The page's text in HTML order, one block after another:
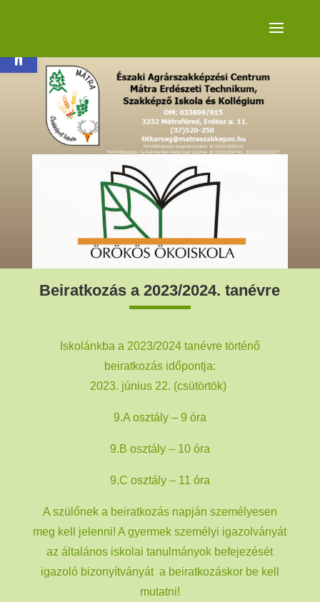
Beiratkozás a 2023/2024. tanévre
Iskolánkba a 2023/2024 tanévre történő
beiratkozás időpontja:
2023. június 22. (csütörtök)
9.A osztály – 9 óra
9.B osztály – 10 óra
9.C osztály – 11 óra
A szülőnek a beiratkozás napján személyesen
meg kell jelenni! A gyermek személyi igazolványát
az általános iskolai tanulmányok befejezését
igazoló bizonyítványát a beiratkozáskor be kell
mutatni!